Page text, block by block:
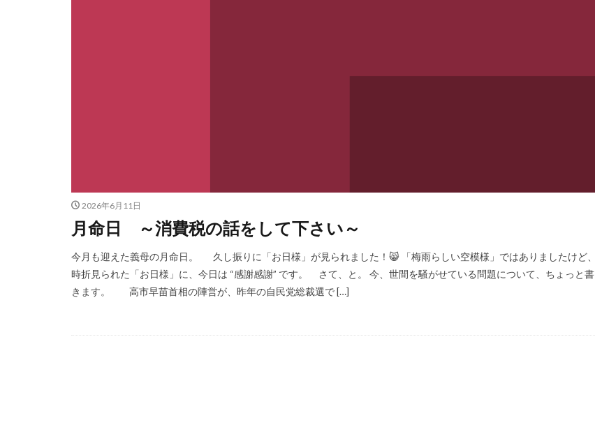
2026年6月11日
月命日 ～消費税の話をして下さい～
今月も迎えた義母の月命日。 久し振りに「お日様」が見られました！😸 「梅雨らしい空模様」ではありましたけど、
時折見られた「お日様」に、今日は “感謝感謝” です。 さて、と。 今、世間を騒がせている問題について、ちょっと書
きます。 高市早苗首相の陣営が、昨年の自民党総裁選で […]